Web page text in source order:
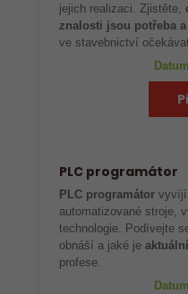
jejich realizaci. Zjistěte,
znalosti jsou potřeba
ve stavebnictví
PLC programátor
PLC programátor vyvíjí
automatizované stroje,
technologie. Podívejte
obnáší a jaké je
profese.